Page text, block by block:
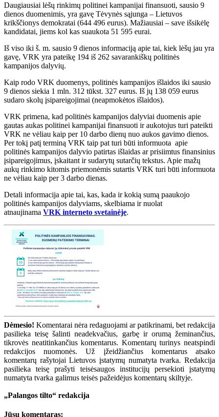
Daugiausiai lėšų rinkimų politinei kampanijai finansuoti, sausio 9
dienos duomenimis, yra gavę Tėvynės sąjunga – Lietuvos
krikščionys demokratai (644 496 eurus). Mažiausiai – save išsikėlę
kandidatai, jiems kol kas suaukota 51 595 eurai.
Iš viso iki š. m. sausio 9 dienos informaciją apie tai, kiek lėšų jau yra
gavę, VRK yra pateikę 194 iš 262 savarankiškų politinės
kampanijos dalyvių.
Kaip rodo VRK duomenys, politinės kampanijos išlaidos iki sausio
9 dienos siekia 1 mln. 312 tūkst. 327 eurus. Iš jų 138 059 eurus
sudaro skolų įsipareigojimai (neapmokėtos išlaidos).
VRK primena, kad politinės kampanijos dalyviai duomenis apie
gautas aukas politinei kampanijai finansuoti ir aukotojus turi pateikti
VRK ne vėliau kaip per 10 darbo dienų nuo aukos gavimo dienos.
Per tokį patį terminą VRK taip pat turi būti informuota apie
politinės kampanijos dalyvio patirtas išlaidas ar prisiimtus finansinius
įsipareigojimus, įskaitant ir sudarytų sutarčių tekstus. Apie mažų
aukų rinkimo kitomis priemonėmis sutartis VRK turi būti informuota
ne vėliau kaip per 3 darbo dienas.
Detali informacija apie tai, kas, kada ir kokią sumą paaukojo
politinės kampanijos dalyviams, skelbiama ir nuolat
atnaujinama VRK interneto svetainėje.
Dėmesio! Komentarai nėra redaguojami ar patikrinami, bet redakcija
pasilieka teisę šalinti neadekvačius, garbę ir orumą žeminančius,
tikrovės neatitinkančius komentarus. Komentarų turinys neatspindi
redakcijos nuomonės. Už įžeidžiančius komentarus atsako
komentarų rašytojai Lietuvos įstatymų numatyta tvarka. Redakcija
pasilieka teisę prašyti teisėsaugos institucijų persekioti įstatymų
numatyta tvarka galimus teisės pažeidėjus komentarų skiltyje.
„Palangos tilto“ redakcija
Jūsų komentaras: